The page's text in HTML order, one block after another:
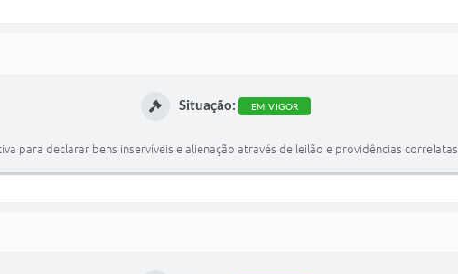
Situação: EM VIGOR
para declarar bens inservíveis e alienação através de leilão e providências correlatas.